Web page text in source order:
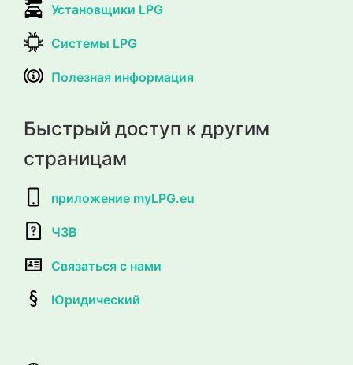
Установщики LPG
Системы LPG
Полезная информация
Быстрый доступ к другим
страницам
приложение myLPG.eu
ЧЗВ
Связаться с нами
Юридический